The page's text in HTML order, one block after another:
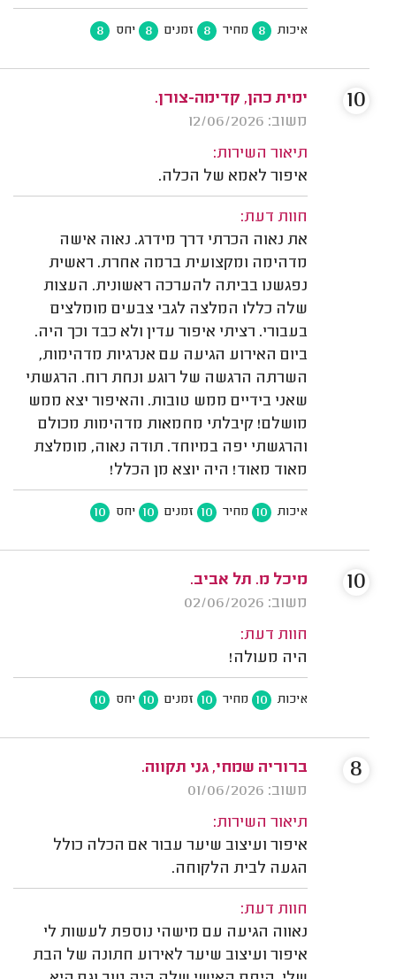
איכות 8 מחיר 8 זמנים 8 יחס 8
ימית כהן, קדימה-צורן.
משוב: 12/06/2026
תיאור השירות:
איפור לאמא של הכלה.
חוות דעת:
את נאוה הכרתי דרך מידרג. נאוה אישה
מדהימה ומקצועית ברמה אחרת. ראשית
נפגשנו בביתה להערכה ראשונית. העצות
שלה כללו המלצה לגבי צבעים מומלצים
בעבורי. רציתי איפור עדין ולא כבד וכך היה.
ביום האירוע הגיעה עם אנרגיות מדהימות,
השרתה הרגשה של רוגע ונחת רוח. הרגשתי
שאני בידיים ממש טובות. והאיפור יצא ממש
מושלם! קיבלתי מחמאות מדהימות מכולם
והרגשתי יפה במיוחד. תודה נאוה, מומלצת
מאוד מאוד! היה יוצא מן הכלל!
איכות 10 מחיר 10 זמנים 10 יחס 10
10
מיכל מ. תל אביב.
משוב: 02/06/2026
חוות דעת:
היה מעולה!
איכות 10 מחיר 10 זמנים 10 יחס 10
10
ברוריה שמחי, גני תקווה.
משוב: 01/06/2026
תיאור השירות:
איפור ועיצוב שיער עבור אם הכלה כולל
הגעה לבית הלקוחה.
חוות דעת:
נאווה הגיעה עם מישהי נוספת לעשות לי
איפור ועיצוב שיער לאירוע חתונה של הבת
8